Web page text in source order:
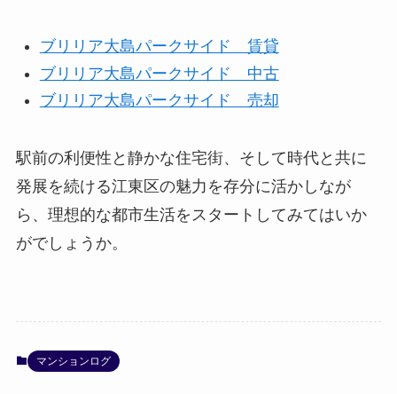
ブリリア大島パークサイド 賃貸
ブリリア大島パークサイド 中古
ブリリア大島パークサイド 売却
駅前の利便性と静かな住宅街、そして時代と共に
発展を続ける江東区の魅力を存分に活かしなが
ら、理想的な都市生活をスタートしてみてはいか
がでしょうか。
マンションログ